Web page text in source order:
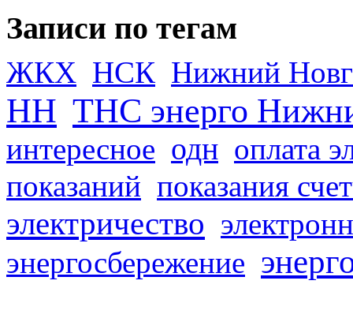
Записи по тегам
ЖКХ НСК Нижний
НН ТНС энерго
интересное одн оплата
показаний показания
электричество
энергосбережение